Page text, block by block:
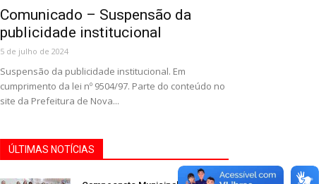
Comunicado – Suspensão da
publicidade institucional
5 de julho de 2024
Suspensão da publicidade institucional. Em
cumprimento da lei nº 9504/97. Parte do conteúdo no
site da Prefeitura de Nova...
ÚLTIMAS NOTÍCIAS